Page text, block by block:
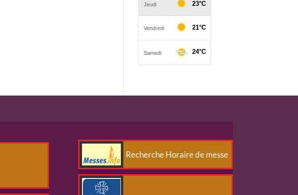
Recherche Horaire de messe